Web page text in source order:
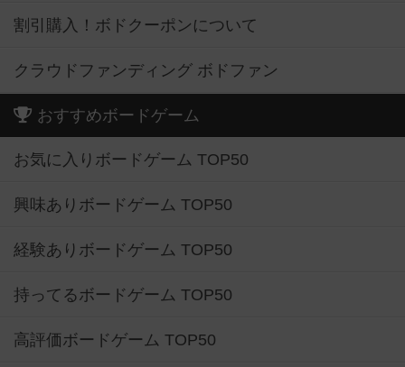
割引購入！ボドクーポンについて
クラウドファンディング ボドファン
おすすめボードゲーム
お気に入りボードゲーム TOP50
興味ありボードゲーム TOP50
経験ありボードゲーム TOP50
持ってるボードゲーム TOP50
高評価ボードゲーム TOP50